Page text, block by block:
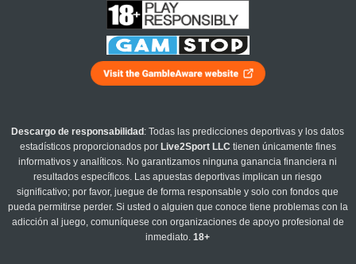
Descargo de responsabilidad : Todas las predicciones deportivas y los datos
estadísticos proporcionados por Live2Sport LLC tienen únicamente fines
informativos y analíticos. No garantizamos ninguna ganancia financiera ni
resultados específicos. Las apuestas deportivas implican un riesgo
significativo; por favor, juegue de forma responsable y solo con fondos que
pueda permitirse perder. Si usted o alguien que conoce tiene problemas con la
adicción al juego, comuníquese con organizaciones de apoyo profesional de
inmediato.18+